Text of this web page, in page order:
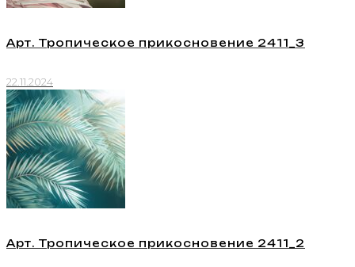
Арт. Тропическое прикосновение 2411_3
22.11.2024
Арт. Тропическое прикосновение 2411_2